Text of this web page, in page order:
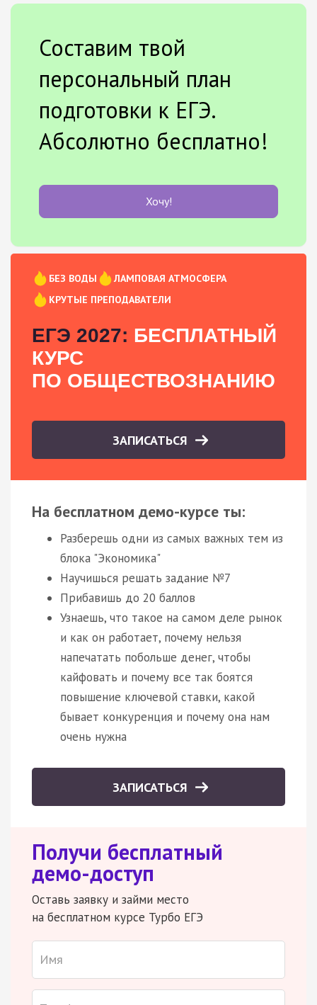
Составим твой
персональный план
подготовки к ЕГЭ.
Абсолютно бесплатно!
Хочу!
БЕЗ ВОДЫ
ЛАМПОВАЯ АТМОСФЕРА
КРУТЫЕ ПРЕПОДАВАТЕЛИ
ЕГЭ 2027: БЕСПЛАТНЫЙ
КУРС
ПО ОБЩЕСТВОЗНАНИЮ
ЗАПИСАТЬСЯ
На бесплатном демо-курсе ты:
Разберешь одни из самых важных тем из
блока "Экономика"
Научишься решать задание №7
Прибавишь до 20 баллов
Узнаешь, что такое на самом деле рынок
и как он работает, почему нельзя
напечатать побольше денег, чтобы
кайфовать и почему все так боятся
повышение ключевой ставки, какой
бывает конкуренция и почему она нам
очень нужна
ЗАПИСАТЬСЯ
Получи бесплатный
демо-доступ
Оставь заявку и займи место
на бесплатном курсе Турбо ЕГЭ